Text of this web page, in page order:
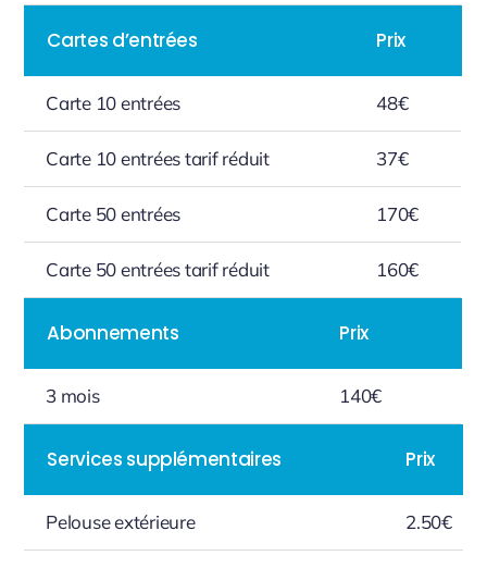
Cartes d’entrées Prix
Carte 10 entrées 48€
Carte 10 entrées tarif réduit 37€
Carte 50 entrées 170€
Carte 50 entrées tarif réduit 160€
Abonnements Prix
3 mois 140€
Services supplémentaires Prix
Pelouse extérieure 2.50€